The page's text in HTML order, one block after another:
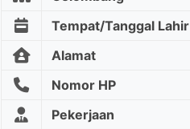
Tempat/Tanggal Lahir
Alamat
Nomor HP
Pekerjaan